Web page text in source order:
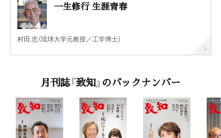
一生修行 生涯青春
村田 忠（琉球大学元教授／工学博士）
月刊誌『致知』のバックナンバー